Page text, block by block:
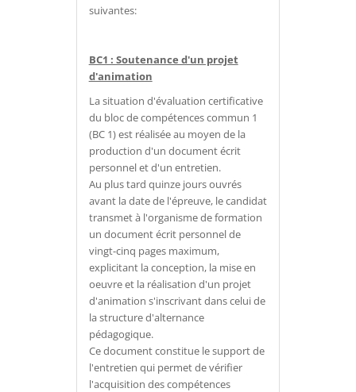
suivantes:
BC1 : Soutenance d'un projet
d'animation
La situation d'évaluation certificative
du bloc de compétences commun 1
(BC 1) est réalisée au moyen de la
production d'un document écrit
personnel et d'un entretien.
Au plus tard quinze jours ouvrés
avant la date de l'épreuve, le candidat
transmet à l'organisme de formation
un document écrit personnel de
vingt-cinq pages maximum,
explicitant la conception, la mise en
oeuvre et la réalisation d'un projet
d'animation s'inscrivant dans celui de
la structure d'alternance
pédagogique.
Ce document constitue le support de
l'entretien qui permet de vérifier
l'acquisition des compétences